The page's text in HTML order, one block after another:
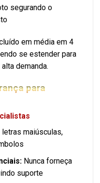
segurando o
em média em 4
se estender para
demanda.
para
maiúsculas,
Nunca forneça
suporte